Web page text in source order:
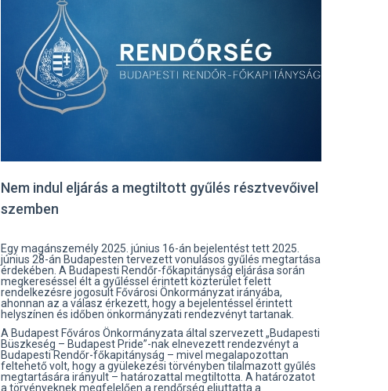
Nem indul eljárás a megtiltott gyűlés résztvevőivel
szemben
Egy magánszemély 2025. június 16-án bejelentést tett 2025.
június 28-án Budapesten tervezett vonulásos gyűlés megtartása
érdekében. A Budapesti Rendőr-főkapitányság eljárása során
megkereséssel élt a gyűléssel érintett közterület felett
rendelkezésre jogosult Fővárosi Önkormányzat irányába,
ahonnan az a válasz érkezett, hogy a bejelentéssel érintett
helyszínen és időben önkormányzati rendezvényt tartanak.
A Budapest Főváros Önkormányzata által szervezett „Budapesti
Büszkeség – Budapest Pride”-nak elnevezett rendezvényt a
Budapesti Rendőr-főkapitányság – mivel megalapozottan
feltehető volt, hogy a gyülekezési törvényben tilalmazott gyűlés
megtartására irányult – határozattal megtiltotta. A határozatot
a törvényeknek megfelelően a rendőrség eljuttatta a